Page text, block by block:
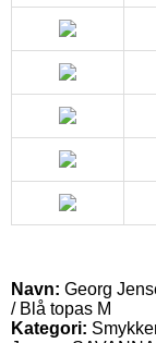
Navn: Georg
/ Blå topas M
Kategori: